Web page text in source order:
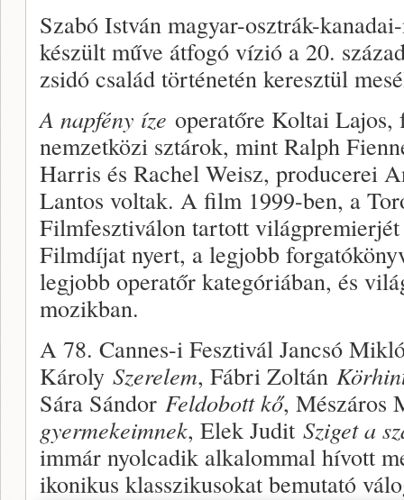
Szabó István magyar-osztrák-
készült műve átfogó vízió a 20.
zsidó család történetén keresztül
A napfény íze operatőre Koltai Lajos,
nemzetközi sztárok, mint Ralph
Harris és Rachel Weisz, producerei
Lantos voltak. A film 1999-ben, a
Filmfesztiválon tartott
Filmdíjat nyert, a legjobb
legjobb operatőr kategóriában, és
mozikban.
A 78. Cannes-i Fesztivál Jancsó
Károly Szerelem, Fábri Zoltán
Sára Sándor Feldobott kő, Mészáros
gyermekeimnek, Elek Judit Sziget a
immár nyolcadik alkalommal hívott
ikonikus klasszikusokat bemutató